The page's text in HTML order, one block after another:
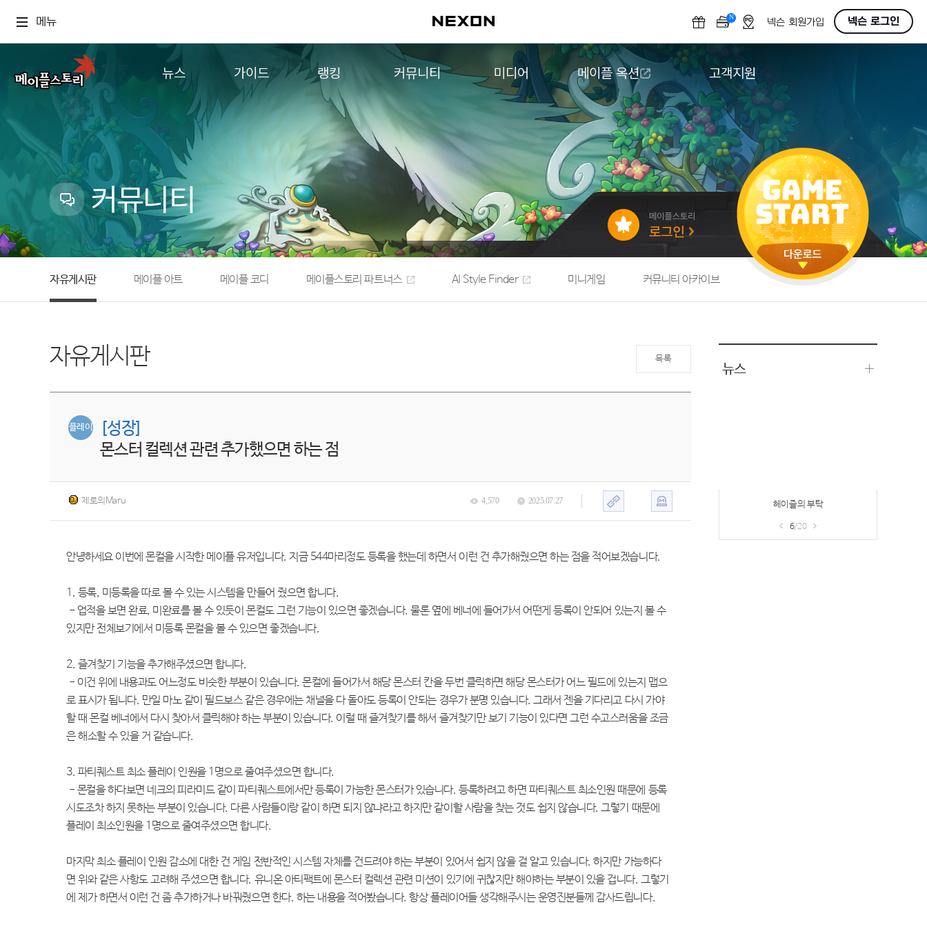
메뉴 N OFF넥슨 회원가입 넥슨 로그인
뉴스
업데이트
이벤트
캐시샵 공지
메이플 알림판
with maple
가이드
추가정보
랭킹
컨텐츠 랭킹
커뮤니티
자유게시판
메이플 아트
메이플 코디
메이플스토리 파트너스
AI Style Finder
미니게임
커뮤니티 아카이브
미디어 메이플 옥션
메이플 옥션
고객지원
다운로드
도움말/1:1문의
버그악용/불법프로그램 신고
게임 접근성
커뮤니티
자유게시판 메이플 아트 메이플 코디 메이플스토리 파트너스 AI Style Finder 미니게임 커뮤니티 아카이브
자유게시판 목록
플레이
[성장]
몬스터 컬렉션 관련 추가했으면 하는 점
제로의Maru 4,570 2025.07.27
안녕하세요 이번에 몬컬을 시작한 메이플 유저입니다. 지금 544마리정도 등록을 했는데 하면서 이런 건 추가해줬으면 하는 점을 적어보겠습니다.
1. 등록, 미등록을 따로 볼 수 있는 시스템을 만들어 줬으면 합니다.
- 업적을 보면 완료, 미완료를 볼 수 있듯이 몬컬도 그런 기능이 있으면 좋겠습니다. 물론 옆에 베너에 들어가서 어떤게 등록이 안되어 있는지 볼 수
있지만 전체보기에서 미등록 몬컬을 볼 수 있으면 좋겠습니다.
2. 즐겨찾기 기능을 추가해주셨으면 합니다.
- 이건 위에 내용과도 어느정도 비슷한 부분이 있습니다. 몬컬에 들어가서 해당 몬스터 칸을 두번 클릭하면 해당 몬스터가 어느 필드에 있는지 맵으
로 표시가 됩니다. 만일 마노 같이 필드보스 같은 경우에는 채널을 다 돌아도 등록이 안되는 경우가 분명 있습니다. 그래서 젠을 기다리고 다시 가야
할 때 몬컬 베너에서 다시 찾아서 클릭해야 하는 부분이 있습니다. 이럴 때 즐겨찾기를 해서 즐겨찾기만 보기 기능이 있다면 그런 수고스러움을 조금
은 해소할 수 있을 거 같습니다.
3. 파티퀘스트 최소 플레이 인원을 1명으로 줄여주셨으면 합니다.
- 몬컬을 하다보면 네크의 피라미드 같이 파티퀘스트에서만 등록이 가능한 몬스터가 있습니다. 등록하려고 하면 파티퀘스트 최소인원 때문에 등록
시도조차 하지 못하는 부분이 있습니다. 다른 사람들이랑 같이 하면 되지 않냐라고 하지만 같이할 사람을 찾는 것도 쉽지 않습니다. 그렇기 때문에
플레이 최소인원을 1명으로 줄여주셨으면 합니다.
마지막 최소 플레이 인원 감소에 대한 건 게임 전반적인 시스템 자체를 건드려야 하는 부분이 있어서 쉽지 않을 걸 알고 있습니다. 하지만 가능하다
면 위와 같은 사항도 고려해 주셨으면 합니다. 유니온 아티팩트에 몬스터 컬렉션 관련 미션이 있기에 귀찮지만 해야하는 부분이 있을 겁니다. 그렇기
에 제가 하면서 이런 건 좀 추가하거나 바꿔줬으면 한다. 하는 내용을 적어봤습니다. 항상 플레이어들 생각해주시는 운영진분들께 감사드립니다.
뉴스
헤이즐의 부탁
6/20